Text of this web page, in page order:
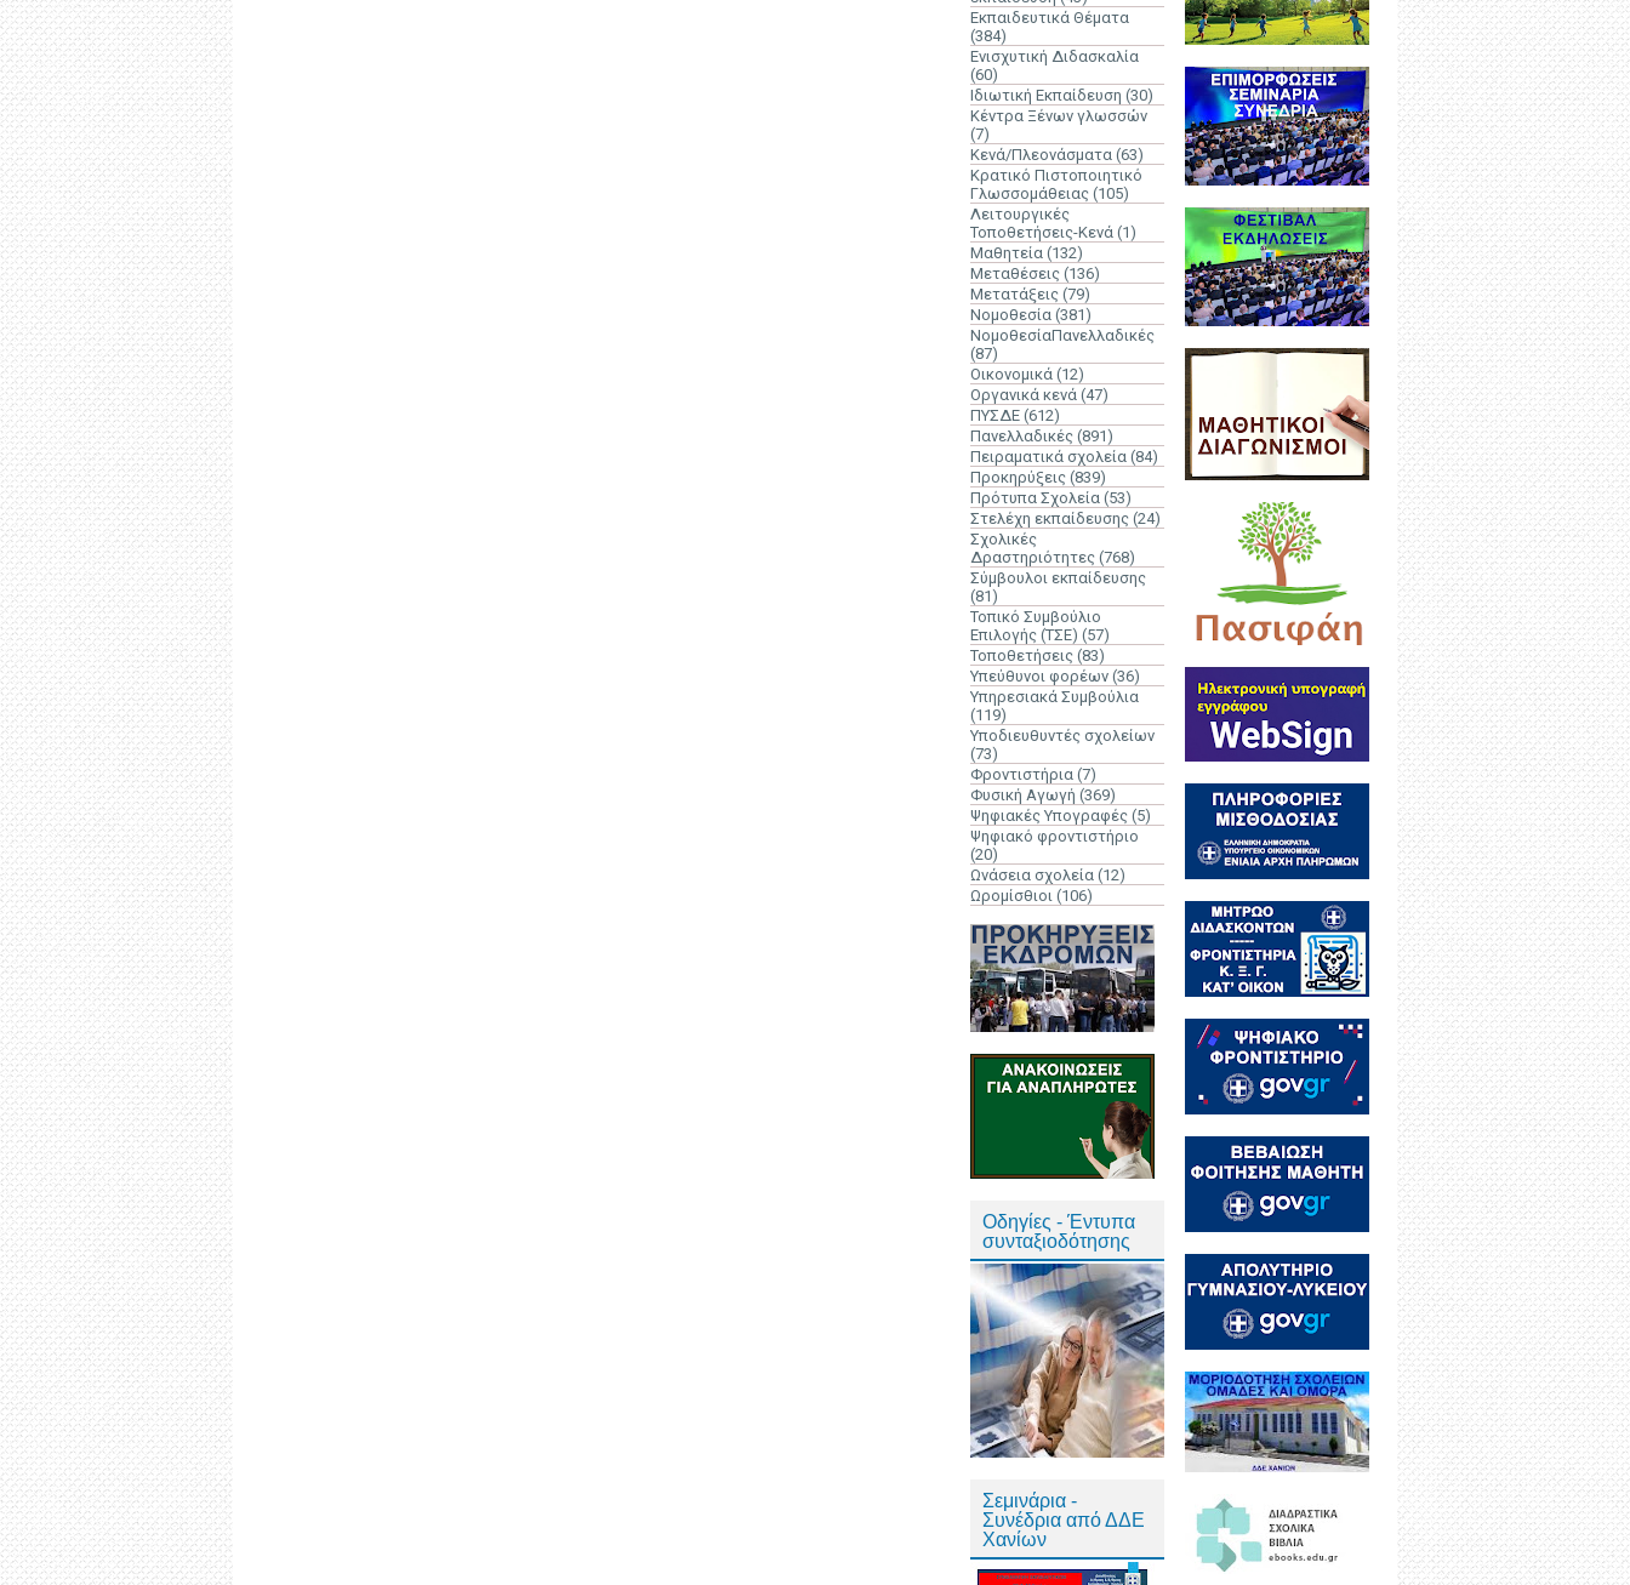
Εκπαιδευτικά Θέματα
(384)
Ενισχυτική Διδασκαλία
(60)
Ιδιωτική Εκπαίδευση (30)
Κέντρα Ξένων γλωσσών
(7)
Κενά/Πλεονάσματα (63)
Κρατικό Πιστοποιητικό
Γλωσσομάθειας (105)
Λειτουργικές
Τοποθετήσεις-Κενά (1)
Μαθητεία (132)
Μεταθέσεις (136)
Μετατάξεις (79)
Νομοθεσία (381)
ΝομοθεσίαΠανελλαδικές
(87)
Οικονομικά (12)
Οργανικά κενά (47)
ΠΥΣΔΕ (612)
Πανελλαδικές (891)
Πειραματικά σχολεία (84)
Προκηρύξεις (839)
Πρότυπα Σχολεία (53)
Στελέχη εκπαίδευσης (24)
Σχολικές
Δραστηριότητες (768)
Σύμβουλοι εκπαίδευσης
(81)
Τοπικό Συμβούλιο
Επιλογής (ΤΣΕ) (57)
Τοποθετήσεις (83)
Υπεύθυνοι φορέων (36)
Υπηρεσιακά Συμβούλια
(119)
Υποδιευθυντές σχολείων
(73)
Φροντιστήρια (7)
Φυσική Αγωγή (369)
Ψηφιακές Υπογραφές (5)
Ψηφιακό φροντιστήριο
(20)
Ωνάσεια σχολεία (12)
Ωρομίσθιοι (106)
Οδηγίες - Έντυπα
συνταξιοδότησης
Σεμινάρια -
Συνέδρια από ΔΔΕ
Χανίων